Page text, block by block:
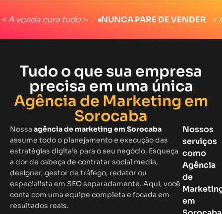
cura tudo >●NUNCA PARE DE VENDER < A
Tudo o que sua empresa
precisa em uma única
Agência de Marketing em
Sorocaba
Nossa agência de marketing em Sorocaba
assume todo o planejamento e execução das
estratégias digitais para o seu negócio. Esqueça
a dor de cabeça de contratar social media,
designer, gestor de tráfego, redator ou
especialista em SEO separadamente. Aqui, você
conta com uma equipe completa e focada em
resultados reais.
Nossos
serviços
como
Agência
de
em